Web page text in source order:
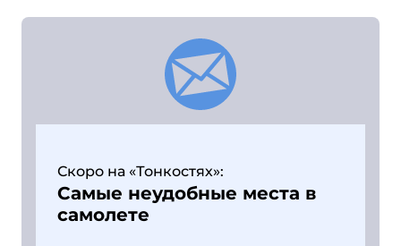
Скоро на «Тонкостях»:
Самые неудобные места в
самолете